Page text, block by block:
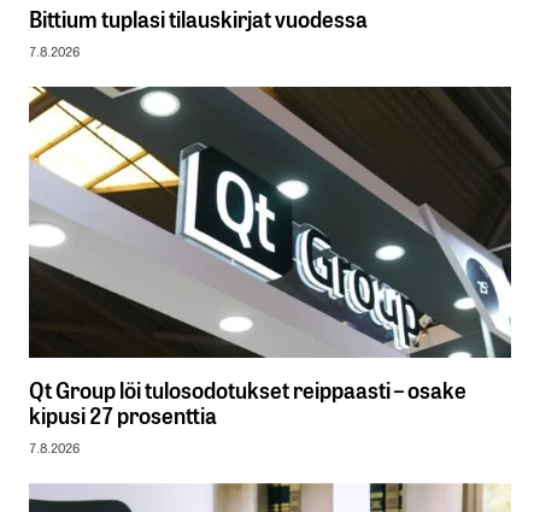
Bittium tuplasi tilauskirjat vuodessa
7.8.2026
Qt Group löi tulosodotukset reippaasti – osake
kipusi 27 prosenttia
7.8.2026